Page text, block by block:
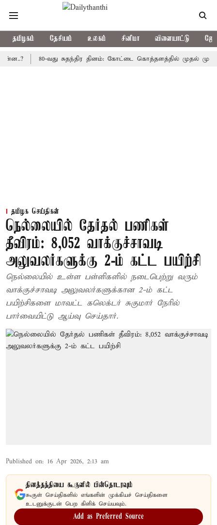
தமிழகம் தேசியம் உலகம் சினிமா விளையாட்டு
80-வது சுதந்திர தினம்: கோட்டை கொத்தளத்தில் முதல் முறையாக
தமிழக செய்திகள்
நெல்லையில் தேர்தல் பணிகள்
தீவிரம்: 8,052 வாக்குச்சாவடி
அலுவலர்களுக்கு 2-ம் கட்ட பயிற்சி
நெல்லையில் உள்ள பள்ளிகளில் நடைபெற்று வரும்
வாக்குச்சாவடி அலுவலர்களுக்கான 2-ம் கட்ட
பயிற்சிகளை மாவட்ட கலெக்டர் சுகுமார் நேரில்
பார்வையிட்டு ஆய்வு செய்தார்.
Published on: 16 Apr 2026, 2:13 am
தினத்தந்தியை கூகுளில் பின்தொடரவும்
கூகுள் செய்திகளில் எங்களின் முக்கியச் செய்திகளை
உடனுக்குடன் பெற கிளிக் செய்யவும்.
Add as Preferred Source